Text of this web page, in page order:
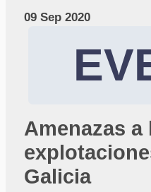
09 Sep 2020
Amenazas a
Galicia